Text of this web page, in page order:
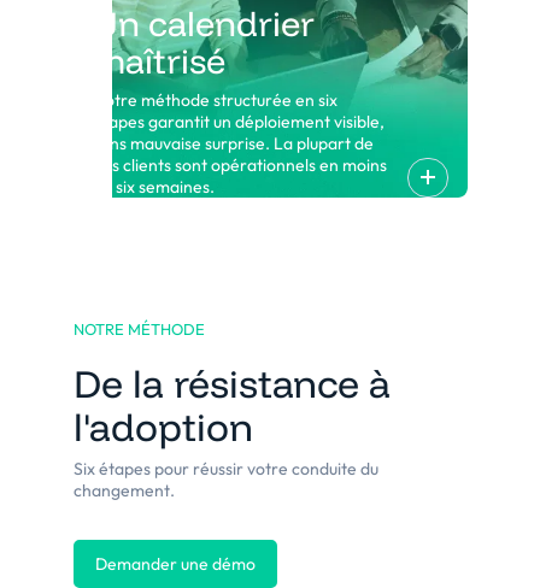
Un calendrier
maîtrisé
Notre méthode structurée en six
étapes garantit un déploiement visible,
sans mauvaise surprise. La plupart de
nos clients sont opérationnels en moins
de six semaines.
NOTRE MÉTHODE
De la résistance à
l'adoption
Six étapes pour réussir votre conduite du
changement.
Demander une démo